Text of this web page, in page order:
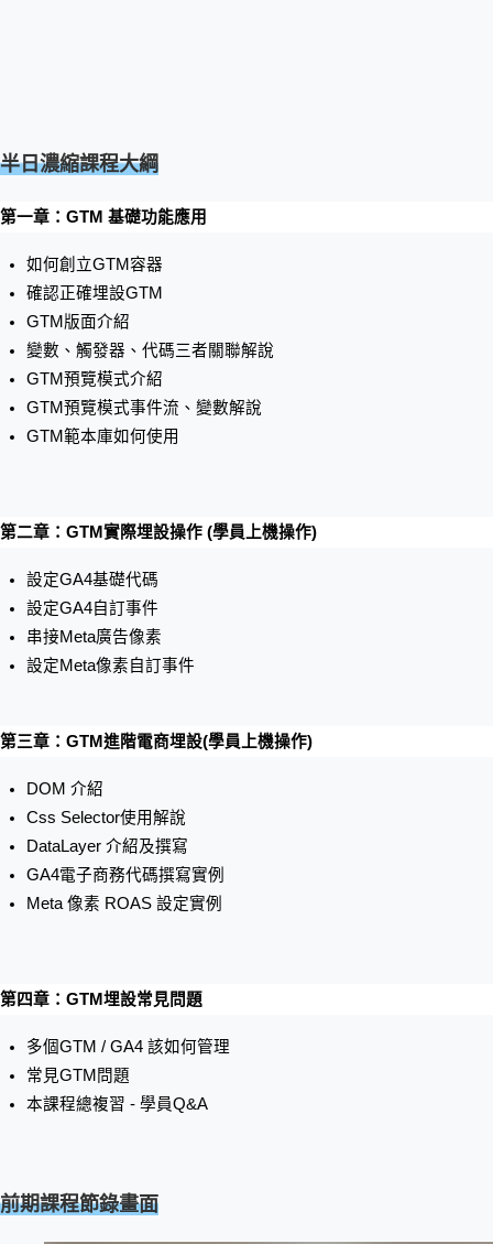
半日濃縮課程大綱
第一章：GTM 基礎功能應用
如何創立GTM容器
確認正確埋設GTM
GTM版面介紹
變數、觸發器、代碼三者關聯解說
GTM預覽模式介紹
GTM預覽模式事件流、變數解說
GTM範本庫如何使用
第二章：GTM實際埋設操作 (學員上機操作)
設定GA4基礎代碼
設定GA4自訂事件
串接Meta廣告像素
設定Meta像素自訂事件
第三章：GTM進階電商埋設(學員上機操作)
DOM 介紹
Css Selector使用解說
DataLayer 介紹及撰寫
GA4電子商務代碼撰寫實例
Meta 像素 ROAS 設定實例
第四章：GTM埋設常見問題
多個GTM / GA4 該如何管理
常見GTM問題
本課程總複習 - 學員Q&A
前期課程節錄畫面